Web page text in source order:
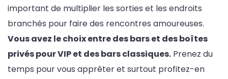
important de multiplier les sorties et les endroits
branchés pour faire des rencontres amoureuses.
Vous avez le choix entre des bars et des boîtes
privés pour VIP et des bars classiques. Prenez du
temps pour vous apprêter et surtout profitez-en